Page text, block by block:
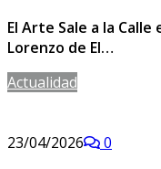
El Arte Sale a la
Lorenzo de El…
Actualidad
23/04/2026 0